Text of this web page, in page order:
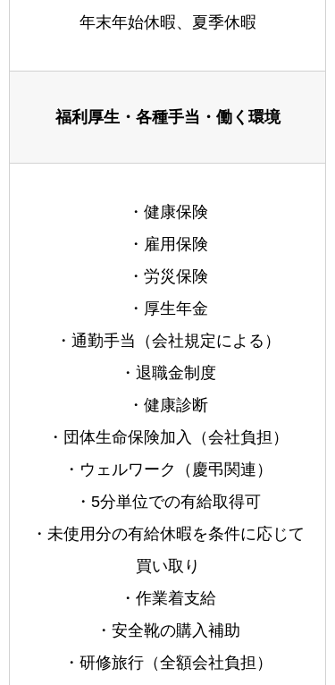
年末年始休暇、夏季休暇
福利厚生・各種手当・働く環境
・健康保険
・雇用保険
・労災保険
・厚生年金
・通勤手当（会社規定による）
・退職金制度
・健康診断
・団体生命保険加入（会社負担）
・ウェルワーク（慶弔関連）
・5分単位での有給取得可
・未使用分の有給休暇を条件に応じて
買い取り
・作業着支給
・安全靴の購入補助
・研修旅行（全額会社負担）